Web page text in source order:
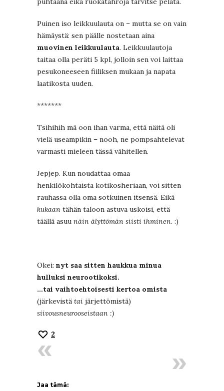
Puinen iso leikkuulauta on – mutta se on vain
hämäystä: sen päälle nostetaan aina
muovinen leikkuulauta. Leikkuulautoja
taitaa olla peräti 5 kpl, jolloin sen voi laittaa
pesukoneeseen fiiliksen mukaan ja napata
laatikosta uuden.
*******
Tsihihih mä oon ihan varma, että näitä oli
vielä useampikin – nooh, ne pompsahtelevat
varmasti mieleen tässä vähitellen.
Jepjep. Kun noudattaa omaa
henkilökohtaista kotikosheriaan, voi sitten
rauhassa olla oma sotkuinen itsensä. Eikä
kukaan tähän taloon astuva uskoisi, että
täällä asuu näin älyttömän siisti ihminen. :)
Okei: nyt saa sitten haukkua minua
hulluksi neurootikoksi.
…tai vaihtoehtoisesti kertoa omista
(järkevistä tai järjettömistä)
siivousneurooseistaan :)
2
Jaa tämä: